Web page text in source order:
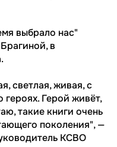
выбрало нас"
в
светлая, живая, с
Герой живёт,
такие книги очень
поколения", —
КСВО